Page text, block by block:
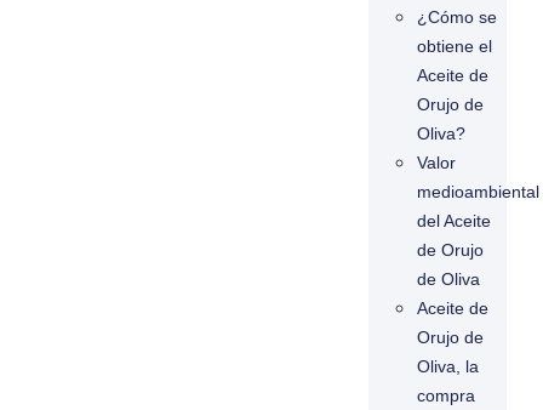
¿Cómo se
obtiene el
Aceite de
Orujo de
Oliva?
Valor
medioambiental
del Aceite
de Orujo
de Oliva
Aceite de
Orujo de
Oliva, la
compra